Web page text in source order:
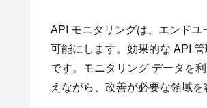
API モニタリングは、エンド
可能にします。効果的な API
です。モニタリング データを
えながら、改善が必要な領域を